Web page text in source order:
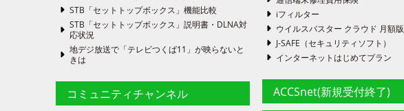
STB「セットトップボックス」機能比較
STB「セットトップボックス」説明書・DLNA対
応状況
地デジ放送で「テレビつくば11」が映らないと
きは
コミュニティチャンネル
iフィルター
ウイルスバスター クラウド 月額版
J-SAFE（セキュリティソフト）
インターネットはじめてプラン
ACCSnet(新規受付終了)